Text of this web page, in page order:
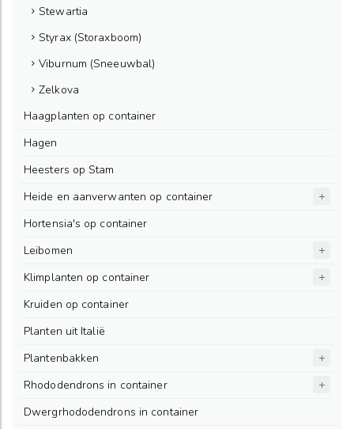
Stewartia
Styrax (Storaxboom)
Viburnum (Sneeuwbal)
Zelkova
Haagplanten op container
Hagen
Heesters op Stam
Heide en aanverwanten op container
Hortensia's op container
Leibomen
Klimplanten op container
Kruiden op container
Planten uit Italië
Plantenbakken
Rhododendrons in container
Dwergrhododendrons in container